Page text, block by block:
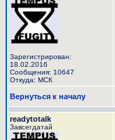
Зарегистрирован:
18.02.2016
Сообщения: 10647
Откуда: МСК
Вернуться к началу
readytotalk
Завсегдатай